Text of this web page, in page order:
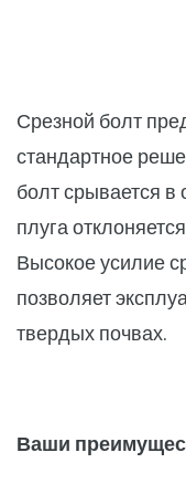
Срезной болт
стандартное
болт срывается в
плуга
Высокое усилие
позволяет
твердых почвах.
Ваши